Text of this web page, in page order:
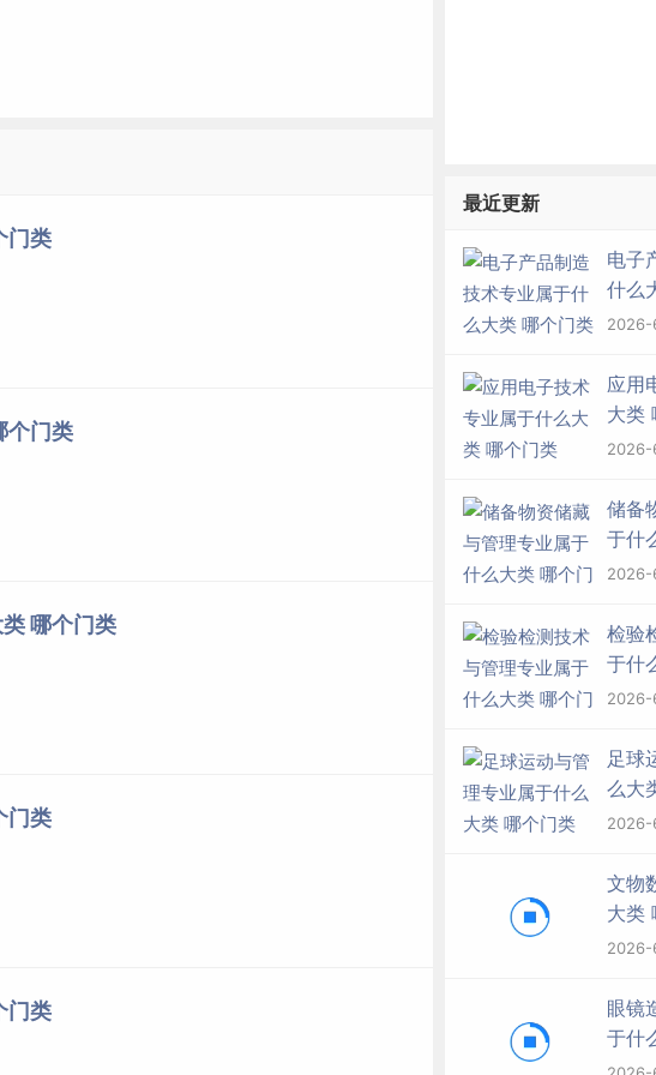
门类
个门类
哪个门类
门类
门类
最近更新
电子
什么
2026-
应用
大类
2026-
储备
于什
2026-
检验
于什
2026-
足球
么大
2026-
文物
大类
2026-
眼镜
于什